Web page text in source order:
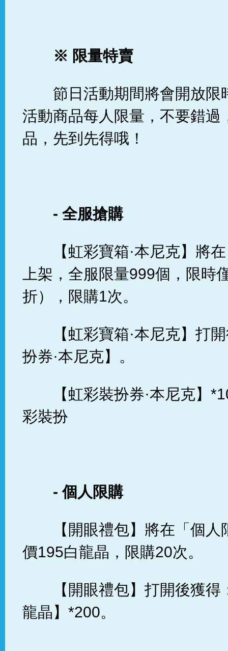
※ 限量特賣
節日活動期間將會開放限
活動商品每人限量，不要錯過
品，先到先得哦！
- 全服搶購
【虹彩寶箱·本尼克】將
上架，全服限量999個，限時
折），限購1次。
【虹彩寶箱·本尼克】打
扮券·本尼克】。
【虹彩裝扮券·本尼克】
彩裝扮
-個人限購
【開眼禮包】將在「個
價195白龍晶，限購20次。
【開眼禮包】打開後獲
龍晶】*200。